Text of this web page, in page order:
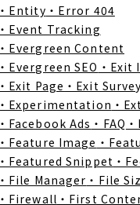
・Entity ・Error 404
・Event Tracking
・Evergreen Content
・Evergreen SEO ・
・Exit Page ・Exit Survey
・Experimentation ・
・Facebook Ads ・FAQ
・Feature Image ・
・Featured Snippet ・
・File Manager ・File
・Firewall ・First